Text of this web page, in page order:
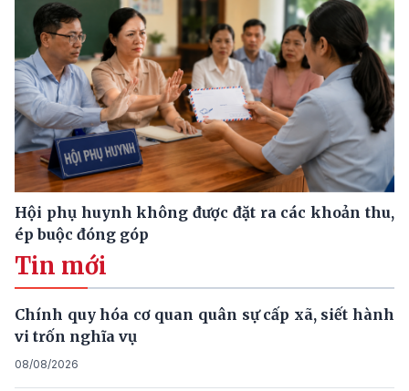
Hội phụ huynh không được đặt ra các khoản thu,
ép buộc đóng góp
Tin mới
Chính quy hóa cơ quan quân sự cấp xã, siết hành
vi trốn nghĩa vụ
08/08/2026